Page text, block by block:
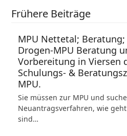
Frühere Beiträge
MPU Nettetal;
Drogen-MPU Beratung
Vorbereitung in Viersen
Schulungs- &
MPU.
Sie müssen zur MPU und
Neuantragsverfahren, wie
sind…